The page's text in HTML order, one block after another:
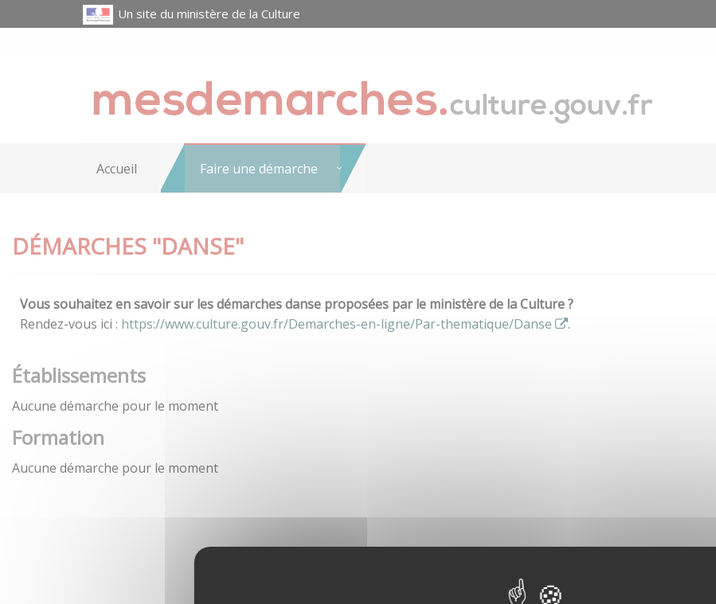
Un site du ministère de la Culture
Accueil Faire une démarche
DÉMARCHES "DANSE"
Vous souhaitez en savoir sur les démarches danse proposées par le ministère de la Culture ?
Rendez-vous ici : https://www.culture.gouv.fr/Demarches-en-ligne/Par-thematique/Danse .
Établissements
Aucune démarche pour le moment
Formation
Aucune démarche pour le moment